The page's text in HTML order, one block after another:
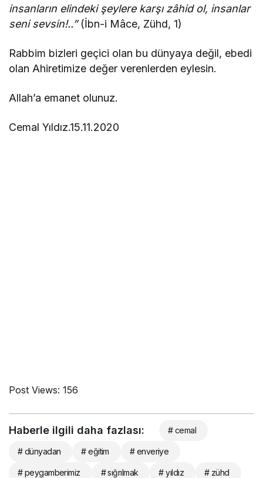
insanların elindeki şeylere karşı zâhid ol, insanlar
seni sevsin!..”(İbn-i Mâce, Zühd, 1)
Rabbim bizleri geçici olan bu dünyaya değil, ebedi
olan Ahiretimize değer verenlerden eylesin.
Allah’a emanet olunuz.
Cemal Yıldız.15.11.2020
Post Views: 156
Haberle ilgili daha fazlası: # cemal
# dünyadan # eğitim # enveriye
# peygamberimiz # sığrılmak # yıldız # zühd